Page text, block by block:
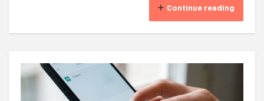
Continue reading